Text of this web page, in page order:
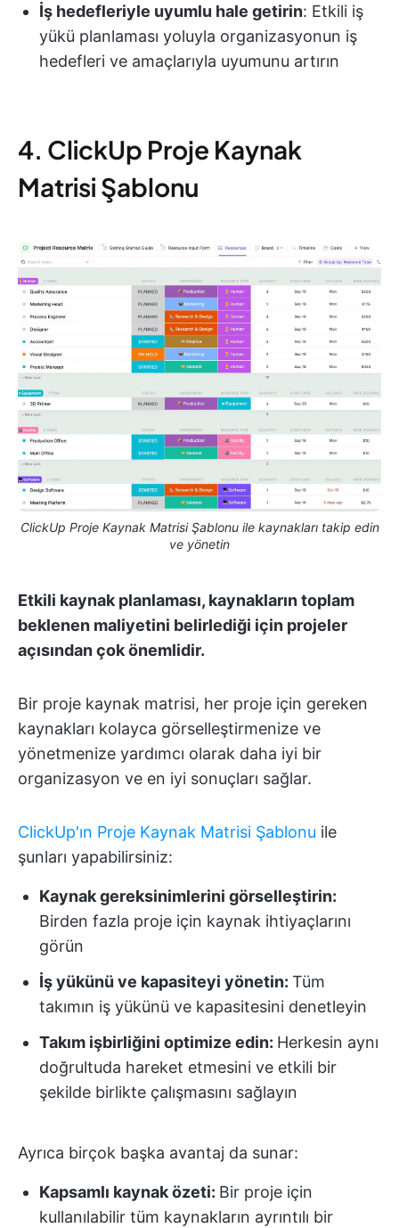
İş hedefleriyle uyumlu hale getirin: Etkili iş
yükü planlaması yoluyla organizasyonun iş
hedefleri ve amaçlarıyla uyumunu artırın
4. ClickUp Proje Kaynak
Matrisi Şablonu
ClickUp Proje Kaynak Matrisi Şablonu ile kaynakları takip edin
ve yönetin
Etkili kaynak planlaması, kaynakların toplam
beklenen maliyetini belirlediği için projeler
açısından çok önemlidir.
Bir proje kaynak matrisi, her proje için gereken
kaynakları kolayca görselleştirmenize ve
yönetmenize yardımcı olarak daha iyi bir
organizasyon ve en iyi sonuçları sağlar.
ClickUp'ın Proje Kaynak Matrisi Şablonu ile
şunları yapabilirsiniz:
Kaynak gereksinimlerini görselleştirin:
Birden fazla proje için kaynak ihtiyaçlarını
görün
İş yükünü ve kapasiteyi yönetin: Tüm
takımın iş yükünü ve kapasitesini denetleyin
Takım işbirliğini optimize edin: Herkesin aynı
doğrultuda hareket etmesini ve etkili bir
şekilde birlikte çalışmasını sağlayın
Ayrıca birçok başka avantaj da sunar:
Kapsamlı kaynak özeti: Bir proje için
kullanılabilir tüm kaynakların ayrıntılı bir